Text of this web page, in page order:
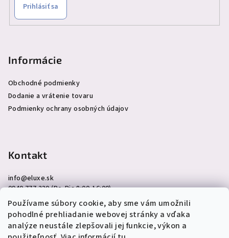
Používame súbory cookie, aby sme vám umožnili
pohodlné prehliadanie webovej stránky a vďaka
analýze neustále zlepšovali jej funkcie, výkon a
Prihlásiť sa
Informácie
Obchodné podmienky
Dodanie a vrátenie tovaru
Podmienky ochrany osobných údajov
Kontakt
info@eluxe.sk
0940 777 230 (Po-Pia 8:00-16:00)